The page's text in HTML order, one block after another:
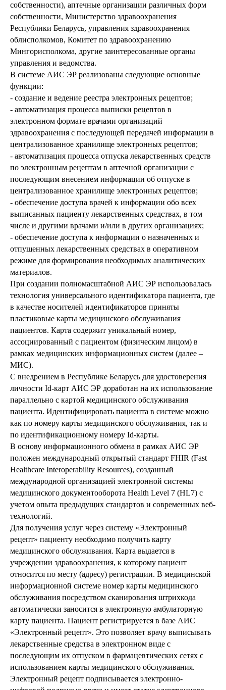
собственности), аптечные организации различных форм
собственности, Министерство здравоохранения
Республики Беларусь, управления здравоохранения
облисполкомов, Комитет по здравоохранению
Мингорисполкома, другие заинтересованные органы
управления и ведомства.
В системе АИС ЭР реализованы следующие основные
функции:
- создание и ведение реестра электронных рецептов;
- автоматизация процесса выписки рецептов в
электронном формате врачами организаций
здравоохранения с последующей передачей информации в
централизованное хранилище электронных рецептов;
- автоматизация процесса отпуска лекарственных средств
по электронным рецептам в аптечной организации с
последующим внесением информации об отпуске в
централизованное хранилище электронных рецептов;
- обеспечение доступа врачей к информации обо всех
выписанных пациенту лекарственных средствах, в том
числе и другими врачами и/или в других организациях;
- обеспечение доступа к информации о назначенных и
отпущенных лекарственных средствах в оперативном
режиме для формирования необходимых аналитических
материалов.
При создании полномасштабной АИС ЭР использовалась
технология универсального идентификатора пациента, где
в качестве носителей идентификаторов приняты
пластиковые карты медицинского обслуживания
пациентов. Карта содержит уникальный номер,
ассоциированный с пациентом (физическим лицом) в
рамках медицинских информационных систем (далее –
МИС).
С внедрением в Республике Беларусь для удостоверения
личности Id-карт АИС ЭР доработан на их использование
параллельно с картой медицинского обслуживания
пациента. Идентифицировать пациента в системе можно
как по номеру карты медицинского обслуживания, так и
по идентификационному номеру Id-карты.
В основу информационного обмена в рамках АИС ЭР
положен международный открытый стандарт FHIR (Fast
Healthcare Interoperability Resources), созданный
международной организацией электронной системы
медицинского документооборота Health Level 7 (HL7) с
учетом опыта предыдущих стандартов и современных веб-
технологий.
Для получения услуг через систему «Электронный
рецепт» пациенту необходимо получить карту
медицинского обслуживания. Карта выдается в
учреждении здравоохранения, к которому пациент
относится по месту (адресу) регистрации. В медицинской
информационной системе номер карты медицинского
обслуживания посредством сканирования штрихкода
автоматически заносится в электронную амбулаторную
карту пациента. Пациент регистрируется в базе АИС
«Электронный рецепт». Это позволяет врачу выписывать
лекарственные средства в электронном виде с
последующим их отпуском в фармацевтических сетях с
использованием карты медицинского обслуживания.
Электронный рецепт подписывается электронно-